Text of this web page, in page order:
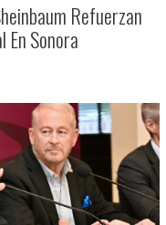
Refuerzan
Sonora